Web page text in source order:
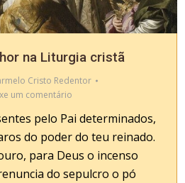
na Liturgia cristã
Cristo Redentor
um comentário
pelo Pai determinados,
do poder do teu reinado.
para Deus o incenso
do sepulcro o pó